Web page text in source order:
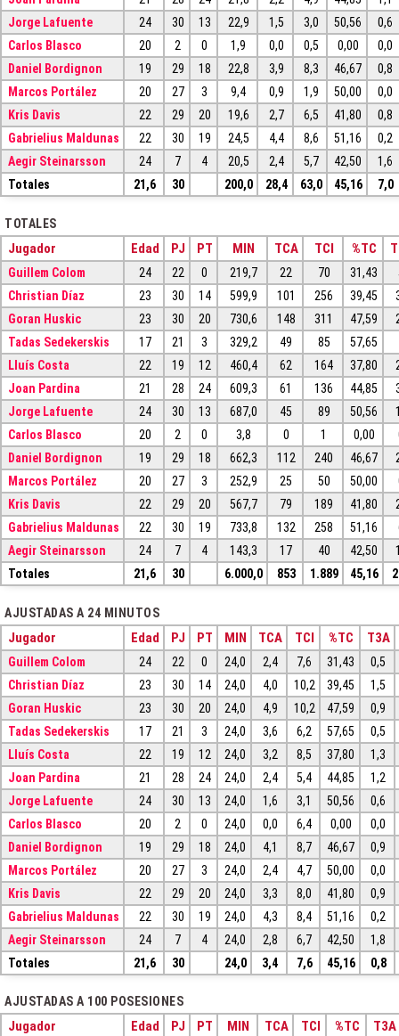
Jorge Lafuente
24 30 13 22,9 1,5 3,0 50,56
0,6
Carlos Blasco
20 2 0 1,9 0,0 0,5 0,00
0,0
Daniel Bordignon
19 29 18 22,8 3,9 8,3 46,67
0,8
Marcos Portález
20 27 3 9,4 0,9 1,9 50,00
0,0
Kris Davis
22 29 20 19,6 2,7 6,5 41,80
0,8
Gabrielius Maldunas
22 30 19 24,5 4,4 8,6 51,16
0,2
Aegir Steinarsson
24 7 4 20,5 2,4 5,7 42,50
1,6
Totales
21,6 30 200,0 28,4 63,0 45,16 7,0
TOTALES
Jugador Edad PJ PT MIN TCA TCI %TC
Guillem Colom 24 22 0 219,7 22 70 31,43
Christian Díaz
23 30 14 599,9 101 256 39,45
Goran Huskic
23 30 20 730,6 148 311 47,59
Tadas Sedekerskis
17 21 3 329,2 49 85 57,65
Lluís Costa
22 19 12 460,4 62 164 37,80
Joan Pardina
21 28 24 609,3 61 136 44,85
Jorge Lafuente
24 30 13 687,0 45 89 50,56
Carlos Blasco
20 2 0 3,8 0 1 0,00
Daniel Bordignon
19 29 18 662,3 112 240 46,67
Marcos Portález
20 27 3 252,9 25 50 50,00
Kris Davis
22 29 20 567,7 79 189 41,80
Gabrielius Maldunas
22 30 19 733,8 132 258 51,16
Aegir Steinarsson
24 7 4 143,3 17 40 42,50
Totales
21,6 30 6.000,0 853 1.889 45,16
AJUSTADAS A 24 MINUTOS
Jugador Edad PJ PT MIN TCA TCI %TC T3A
Guillem Colom 24 22 0 24,0 2,4 7,6 31,43
0,5
Christian Díaz
23 30 14 24,0 4,0 10,2 39,45
1,5
Goran Huskic
23 30 20 24,0 4,9 10,2 47,59
0,9
Tadas Sedekerskis
17 21 3 24,0 3,6 6,2 57,65
0,5
Lluís Costa
22 19 12 24,0 3,2 8,5 37,80
1,3
Joan Pardina
21 28 24 24,0 2,4 5,4 44,85
1,2
Jorge Lafuente
24 30 13 24,0 1,6 3,1 50,56
0,6
Carlos Blasco
20 2 0 24,0 0,0 6,4 0,00
0,0
Daniel Bordignon
19 29 18 24,0 4,1 8,7 46,67
0,9
Marcos Portález
20 27 3 24,0 2,4 4,7 50,00
0,0
Kris Davis
22 29 20 24,0 3,3 8,0 41,80
0,9
Gabrielius Maldunas
22 30 19 24,0 4,3 8,4 51,16
0,2
Aegir Steinarsson
24 7 4 24,0 2,8 6,7 42,50
1,8
Totales
21,6 30 24,0 3,4 7,6 45,16 0,8
AJUSTADAS A 100 POSESIONES
Jugador Edad PJ PT MIN TCA TCI %TC T3A